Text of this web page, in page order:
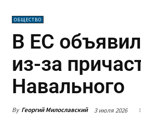
ОБЩЕСТВО
В ЕС
из-за
Навального
By Георгий Милославский 3 июля 2026